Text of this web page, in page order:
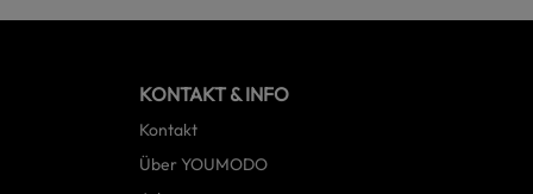
KONTAKT & INFO
Kontakt
Über YOUMODO